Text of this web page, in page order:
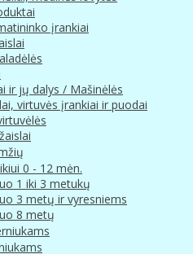
įrankiai
ir jų dalys / Mašinėlės
virtuvės įrankiai ir puodai
0 - 12 mėn.
1 iki 3 metukų
3 metų ir vyresniems
8 metų